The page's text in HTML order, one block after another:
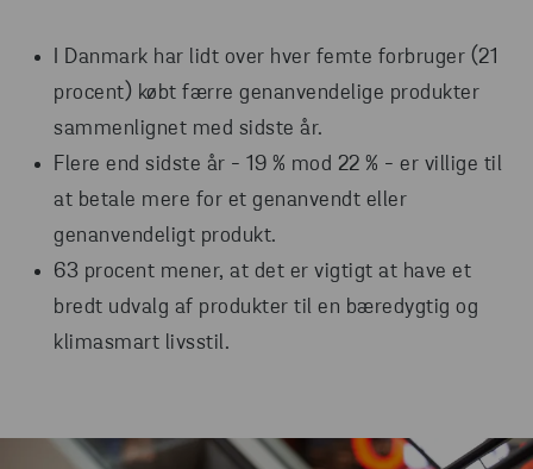
I Danmark har lidt over hver femte forbruger (21
procent) købt færre genanvendelige produkter
sammenlignet med sidste år.
Flere end sidste år - 19 % mod 22 % - er villige til
at betale mere for et genanvendt eller
genanvendeligt produkt.
63 procent mener, at det er vigtigt at have et
bredt udvalg af produkter til en bæredygtig og
klimasmart livsstil.